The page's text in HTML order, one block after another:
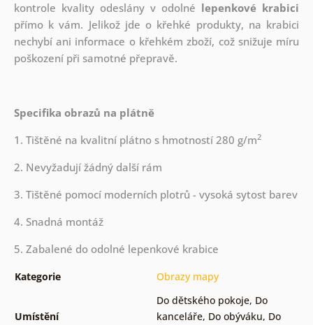
kontrole kvality odeslány v odolné lepenkové krabici
přímo k vám. Jelikož jde o křehké produkty, na krabici
nechybí ani informace o křehkém zboží, což snižuje míru
poškození při samotné přepravě.
Specifika obrazů na plátně
1. Tištěné na kvalitní plátno s hmotností 280 g/m2
2. Nevyžadují žádný další rám
3. Tištěné pomocí moderních plotrů - vysoká sytost barev
4. Snadná montáž
5. Zabalené do odolné lepenkové krabice
Kategorie Obrazy mapy
Umístění
Do dětského pokoje, Do
kanceláře, Do obýváku, Do